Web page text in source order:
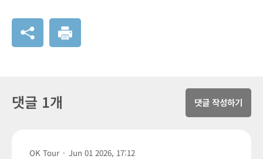
댓글 1개 댓글 작성하기
OK Tour · Jun 01 2026, 17:12